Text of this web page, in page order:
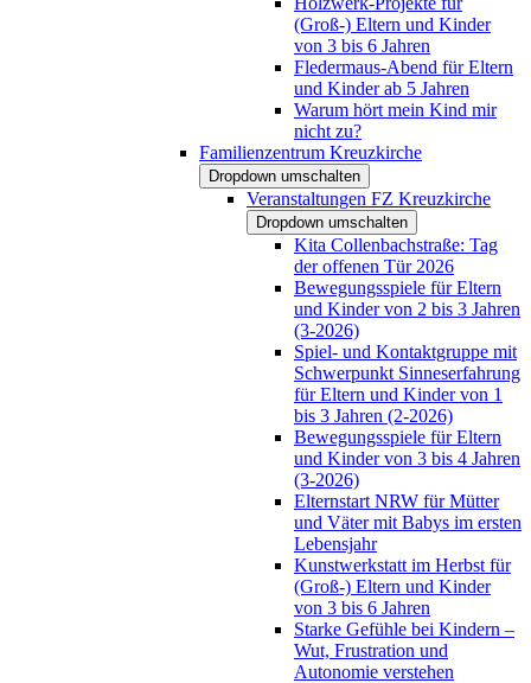
(Groß-) Eltern und Kinder
von 3 bis 6 Jahren
Fledermaus-Abend für Eltern
und Kinder ab 5 Jahren
Warum hört mein Kind mir
nicht zu?
Familienzentrum Kreuzkirche
Dropdown umschalten
Veranstaltungen FZ Kreuzkirche
Dropdown umschalten
Kita Collenbachstraße: Tag
der offenen Tür 2026
Bewegungsspiele für Eltern
und Kinder von 2 bis 3 Jahren
(3-2026)
Spiel- und Kontaktgruppe mit
Schwerpunkt Sinneserfahrung
für Eltern und Kinder von 1
bis 3 Jahren (2-2026)
Bewegungsspiele für Eltern
und Kinder von 3 bis 4 Jahren
(3-2026)
Elternstart NRW für Mütter
und Väter mit Babys im ersten
Lebensjahr
Kunstwerkstatt im Herbst für
(Groß-) Eltern und Kinder
von 3 bis 6 Jahren
Starke Gefühle bei Kindern –
Wut, Frustration und
Autonomie verstehen